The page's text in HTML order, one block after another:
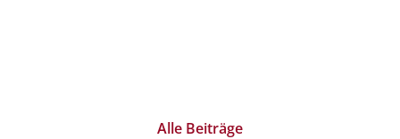
Alle Beiträge